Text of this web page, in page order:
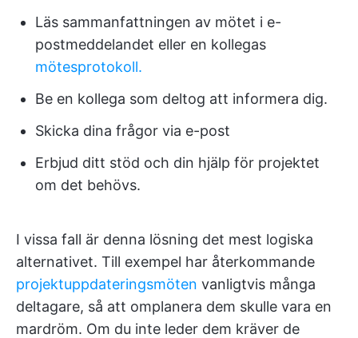
Läs sammanfattningen av mötet i e-
postmeddelandet eller en kollegas
mötesprotokoll.
Be en kollega som deltog att informera dig.
Skicka dina frågor via e-post
Erbjud ditt stöd och din hjälp för projektet
om det behövs.
I vissa fall är denna lösning det mest logiska
alternativet. Till exempel har återkommande
projektuppdateringsmöten vanligtvis många
deltagare, så att omplanera dem skulle vara en
mardröm. Om du inte leder dem kräver de